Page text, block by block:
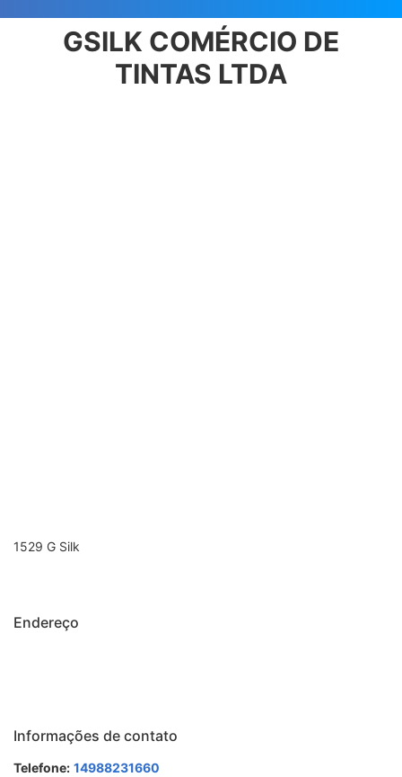
GSILK COMÉRCIO DE
TINTAS LTDA
1529 G Silk
Endereço
Informações de contato
Telefone: 14988231660